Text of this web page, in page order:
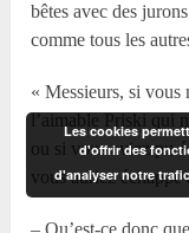
bêtes avec des
comme tous les
« Messieurs, si vous
l’aimable Priski qui
ou si vous aviez pu
vous auriez échappé
Les cookies
d'offrir des
d'analyser notre